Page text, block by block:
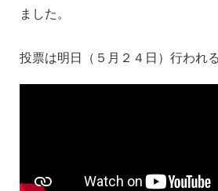
ました。
投票は明日（５月２４日）行われ